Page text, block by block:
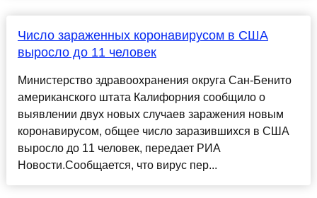
Число зараженных коронавирусом в США
выросло до 11 человек
Министерство здравоохранения округа Сан-Бенито
американского штата Калифорния сообщило о
выявлении двух новых случаев заражения новым
коронавирусом, общее число заразившихся в США
выросло до 11 человек, передает РИА
Новости.Сообщается, что вирус пер...